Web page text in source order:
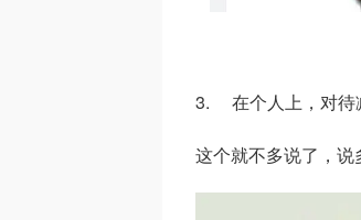
3. 在个人上，对待
这个就不多说了，说